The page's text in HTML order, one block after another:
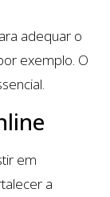
adequar o
exemplo. O
em
a